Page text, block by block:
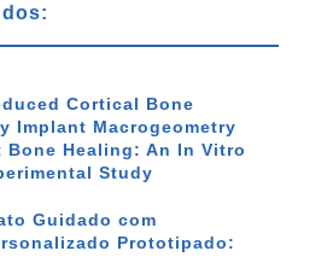
Cortical Bone
Implant Macrogeometry
Bone Healing: An In Vitro
Study
Guidado com
Prototipado: